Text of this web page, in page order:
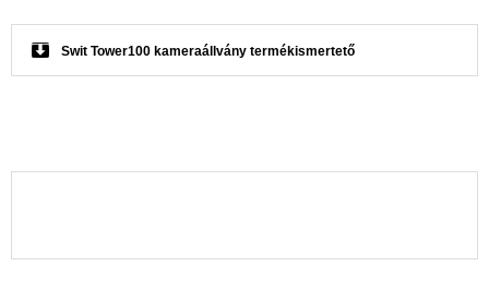
Swit Tower100 kameraállvány termékismertető